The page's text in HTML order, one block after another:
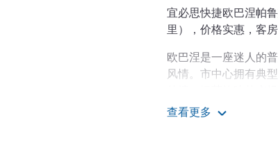
宜必思快捷欧巴涅帕
里），价格实惠，客
欧巴涅是一座迷人的
风情。市中心拥有典
我们的团队热烈欢
查看更多